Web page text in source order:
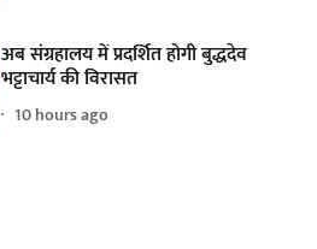
अब संग्रहालय में प्रदर्शित होगी बुद्धदेव
भट्टाचार्य की विरासत
10 hours ago